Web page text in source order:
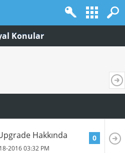
Konular
Hakkında
201603:32 PM
0